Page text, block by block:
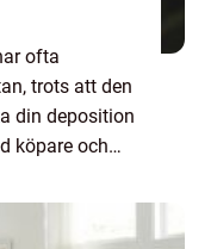
ofta
trots att den
din deposition
köpare och
re...